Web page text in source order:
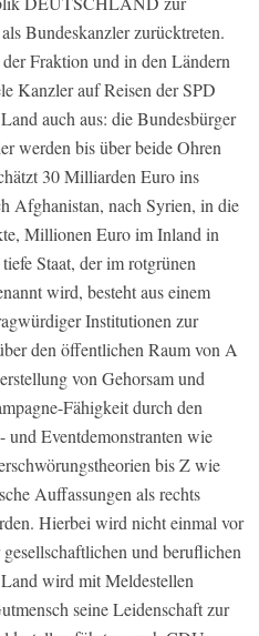
Bundeskanzler zurücktreten.
Fraktion und in den Ländern
Kanzler auf Reisen der SPD
auch aus: die Bundesbürger
werden bis über beide Ohren
30 Milliarden Euro ins
Afghanistan, nach Syrien, in die
Millionen Euro im Inland in
Staat, der im rotgrünen
wird, besteht aus einem
Institutionen zur
den öffentlichen Raum von A
von Gehorsam und
Fähigkeit durch den
und Eventdemonstranten wie
bis Z wie
Auffassungen als rechts
Hierbei wird nicht einmal vor
und beruflichen
wird mit Meldestellen
seine Leidenschaft zur